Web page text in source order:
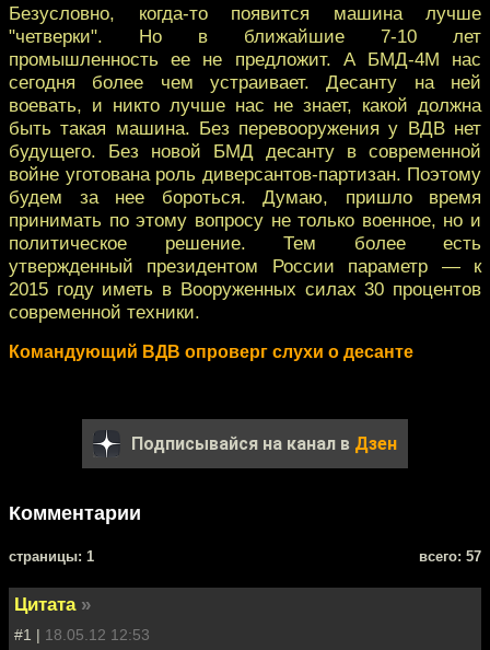
Безусловно, когда-то появится машина лучше
"четверки". Но в ближайшие 7-10 лет
промышленность ее не предложит. А БМД-4М нас
сегодня более чем устраивает. Десанту на ней
воевать, и никто лучше нас не знает, какой должна
быть такая машина. Без перевооружения у ВДВ нет
будущего. Без новой БМД десанту в современной
войне уготована роль диверсантов-партизан. Поэтому
будем за нее бороться. Думаю, пришло время
принимать по этому вопросу не только военное, но и
политическое решение. Тем более есть
утвержденный президентом России параметр — к
2015 году иметь в Вооруженных силах 30 процентов
современной техники.
Командующий ВДВ опроверг слухи о десанте
Подписывайся на канал в Дзен
Комментарии
cтраницы: 1 всего: 57
Цитата »
#1 | 18.05.12 12:53